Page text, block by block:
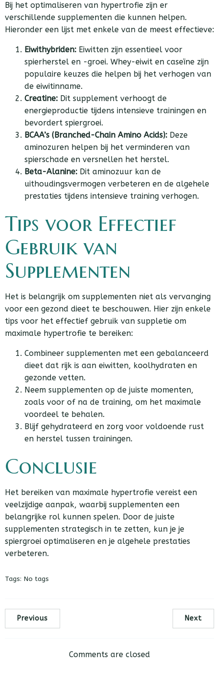
Bij het optimaliseren van hypertrofie zijn er
verschillende supplementen die kunnen helpen.
Hieronder een lijst met enkele van de meest effectieve:
Eiwithybriden: Eiwitten zijn essentieel voor
spierherstel en -groei. Whey-eiwit en caseïne zijn
populaire keuzes die helpen bij het verhogen van
de eiwitinname.
Creatine: Dit supplement verhoogt de
energieproductie tijdens intensieve trainingen en
bevordert spiergroei.
BCAA’s (Branched-Chain Amino Acids): Deze
aminozuren helpen bij het verminderen van
spierschade en versnellen het herstel.
Beta-Alanine: Dit aminozuur kan de
uithoudingsvermogen verbeteren en de algehele
prestaties tijdens intensieve training verhogen.
Tips voor Effectief
Gebruik van
Supplementen
Het is belangrijk om supplementen niet als vervanging
voor een gezond dieet te beschouwen. Hier zijn enkele
tips voor het effectief gebruik van suppletie om
maximale hypertrofie te bereiken:
Combineer supplementen met een gebalanceerd
dieet dat rijk is aan eiwitten, koolhydraten en
gezonde vetten.
Neem supplementen op de juiste momenten,
zoals voor of na de training, om het maximale
voordeel te behalen.
Blijf gehydrateerd en zorg voor voldoende rust
en herstel tussen trainingen.
Conclusie
Het bereiken van maximale hypertrofie vereist een
veelzijdige aanpak, waarbij supplementen een
belangrijke rol kunnen spelen. Door de juiste
supplementen strategisch in te zetten, kun je je
spiergroei optimaliseren en je algehele prestaties
verbeteren.
Tags: No tags
Previous Next
Comments are closed